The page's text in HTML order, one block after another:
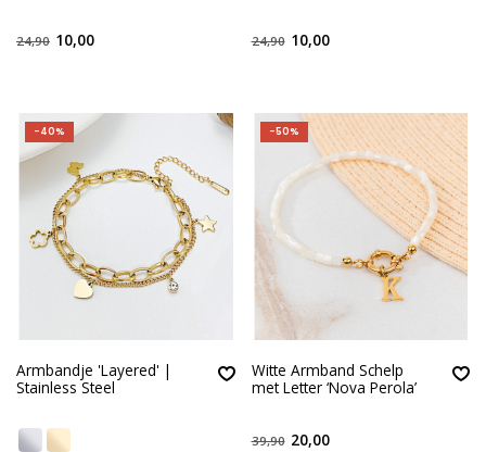
24,90 10,00 24,90 10,00
-40%
Armbandje 'Layered' |
Stainless Steel
-50%
Witte Armband Schelp
met Letter ‘Nova Perola’
39,90 20,00